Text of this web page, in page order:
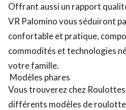
Offrant aussi un rapport
VR Palomino vous séduiront
confortable et pratique,
commodités et technologies
votre famille.
Modèles phares
Vous trouverez chez
différents modèles de